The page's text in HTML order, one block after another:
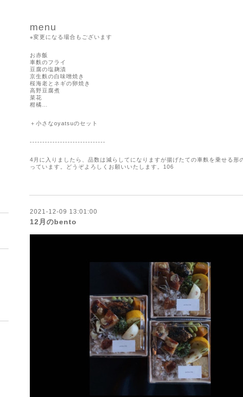
menu
※変更になる場合もございます
お赤飯
車麩のフライ
豆腐の塩麹漬
京生麩の白味噌焼き
桜海老とネギの卵焼き
高野豆腐煮
菜花
柑橘…
＋小さなoyatsuのセット
------------------------------
4 月に入りましたら、品数は減らしてになりますが揚げたての車麩を乗せる形
っています。どうぞよろしくお願いいたします。 106
2021-12-09 13:01:00
12月のbento